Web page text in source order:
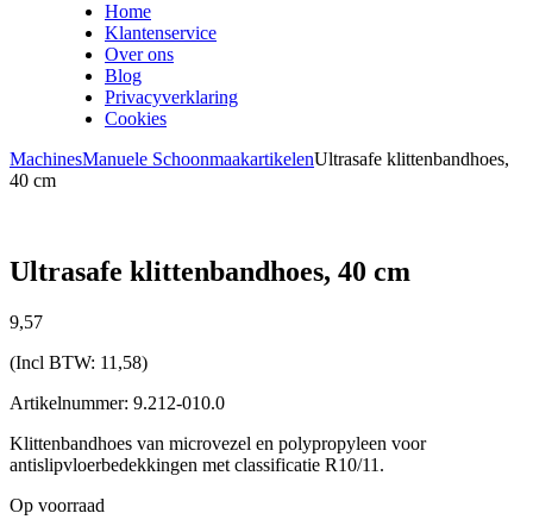
Home
Klantenservice
Over ons
Blog
Privacyverklaring
Cookies
MachinesManuele SchoonmaakartikelenUltrasafe klittenbandhoes,
40 cm
Ultrasafe klittenbandhoes, 40 cm
9,57
(Incl BTW: 11,58)
Artikelnummer: 9.212-010.0
Klittenbandhoes van microvezel en polypropyleen voor
antislipvloerbedekkingen met classificatie R10/11.
Op voorraad